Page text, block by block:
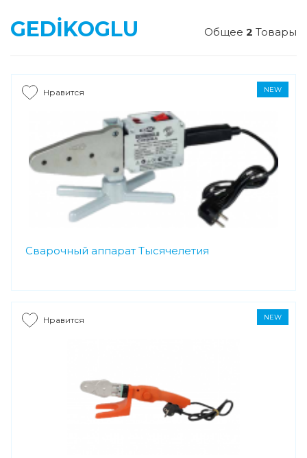
GEDİKOGLU Общее 2 Товары
NEW
Нравится
Сварочный аппарат Тысячелетия
NEW
Нравится